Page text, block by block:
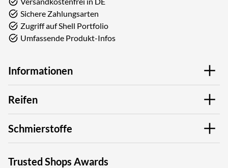
Sichere Zahlungsarten
Zugriff auf Shell Portfolio
Umfassende Produkt-Infos
Informationen
Reifen
Schmierstoffe
Trusted Shops Awards